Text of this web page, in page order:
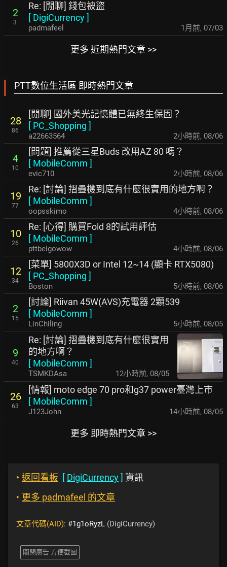
2
3
Re: [閒聊] 錢包被盜
[ DigiCurrency]
padmafeel 1月前, 07/03
更多 近期熱門文章 >>
PTT數位生活區 即時熱門文章
28
86
[閒聊] 國外美光記憶體已無終生保固？
[ PC_Shopping ]
a22663564 2小時前, 08/06
4
10
[問題] 推薦從三星Buds 改用AZ 80 嗎？
[ MobileComm ]
evic710 2小時前, 08/06
19
77
Re: [討論] 摺疊機到底有什麼很實用的地方啊？
[ MobileComm ]
oopsskimo 4小時前, 08/06
10
26
Re: [心得] 購買Fold 8的試用評估
[ MobileComm ]
pttbeigowow 4小時前, 08/06
12
34
[菜單] 5800X3D or Intel 12~14 (顯卡 RTX5080)
[ PC_Shopping ]
Boston 5小時前, 08/06
2
15
[討論] Riivan 45W(AVS)充電器 2顆539
[ MobileComm ]
LinChiling 5小時前, 08/05
9
40
Re: [討論] 摺疊機到底有什麼很實用
的地方啊？
[ MobileComm ]
TSMKDAsa 12小時前, 08/05
26
63
[情報] moto edge 70 pro和g37 power臺灣上市
[ MobileComm ]
J123John 14小時前, 08/05
更多 即時熱門文章 >>
‣ 返回看板 [ DigiCurrency] 資訊
‣ 更多 padmafeel 的文章
文章代碼(AID): #1g1oRyzL (DigiCurrency)
關閉廣告 方便截圖